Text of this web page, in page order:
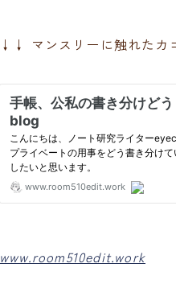
↓↓ マンスリーに触れた
www.room510edit.work